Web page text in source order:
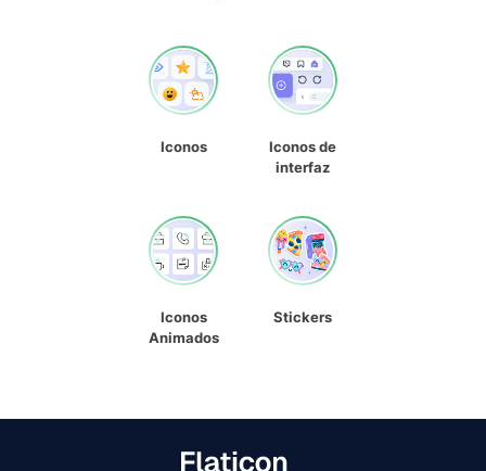
Iconos
Iconos de
interfaz
Iconos
Animados
Stickers